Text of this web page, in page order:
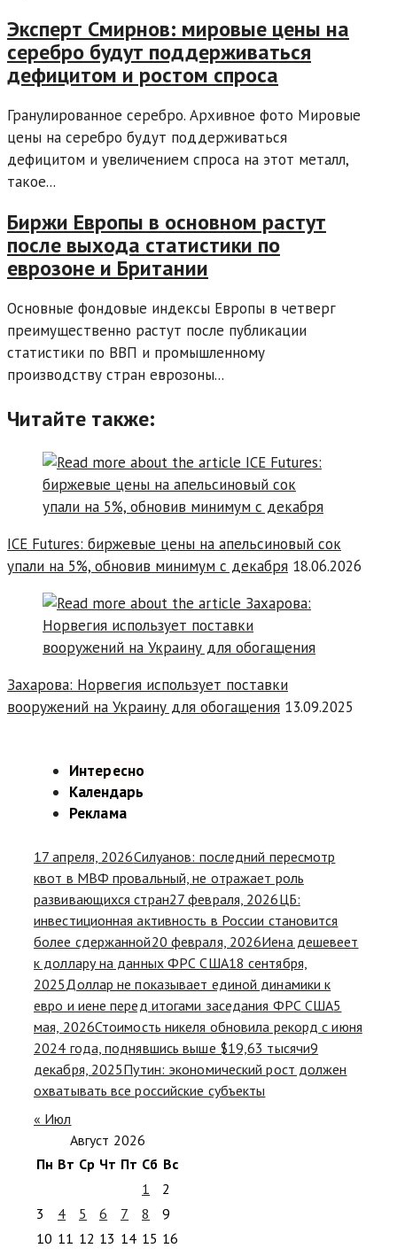
Эксперт Смирнов: мировые цены на
серебро будут поддерживаться
дефицитом и ростом спроса
Гранулированное серебро. Архивное фото Мировые
цены на серебро будут поддерживаться
дефицитом и увеличением спроса на этот металл,
такое...
Биржи Европы в основном растут
после выхода статистики по
еврозоне и Британии
Основные фондовые индексы Европы в четверг
преимущественно растут после публикации
статистики по ВВП и промышленному
производству стран еврозоны...
Читайте также:
ICE Futures: биржевые цены на апельсиновый сок
упали на 5%, обновив минимум с декабря 18.06.2026
Захарова: Норвегия использует поставки
вооружений на Украину для обогащения 13.09.2025
Интересно
Календарь
Реклама
17 апреля, 2026Силуанов: последний пересмотр
квот в МВФ провальный, не отражает роль
развивающихся стран27 февраля, 2026ЦБ:
инвестиционная активность в России становится
более сдержанной20 февраля, 2026Иена дешевеет
к доллару на данных ФРС США18 сентября,
2025 Доллар не показывает единой динамики к
евро и иене перед итогами заседания ФРС США5
мая, 2026Стоимость никеля обновила рекорд с июня
2024 года, поднявшись выше $19,63 тысячи9
декабря, 2025Путин: экономический рост должен
охватывать все российские субъекты
« Июл
Август 2026
Пн Вт Ср Чт Пт Сб Вс
1
2
3
4 5 6 7 8
9
10 11 12 13 14 15 16